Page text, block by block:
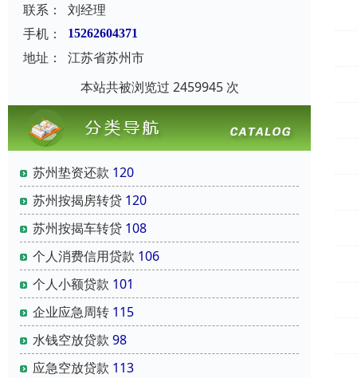
联系：
刘经理
手机：
15262604371
地址：
江苏省苏州市
本站共被浏览过 2459945 次
苏州垫资还款 120
苏州按揭房转贷 120
苏州按揭车转贷 108
个人消费信用贷款 106
个人小额贷款 101
企业应急周转 115
水钱空放贷款 98
应急空放贷款 113